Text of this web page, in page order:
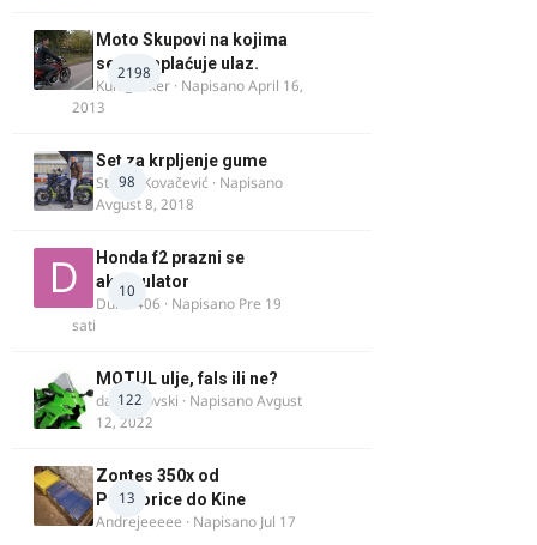
2198
Moto Skupovi na kojima
se ne naplaćuje ulaz.
Kum_Mixer · NapisanoApril 16,
2013
98
Set za krpljenje gume
Stefan Kovačević · Napisano
Avgust 8, 2018
10
Honda f2 prazni se
akomulator
Dule1406 · Napisano Pre 19
sati
122
MOTUL ulje, fals ili ne?
dalipopovski · NapisanoAvgust
12, 2022
13
Zontes 350x od
Podgorice do Kine
Andrejeeeee · Napisano Jul 17